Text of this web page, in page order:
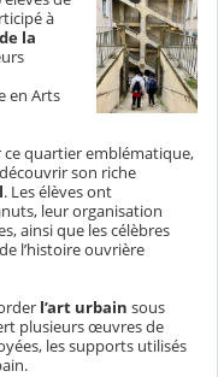
à
la
en Arts
ce quartier emblématique,
son riche
. Les élèves ont
leur organisation
ainsi que les célèbres
l’histoire ouvrière
l’art urbain sous
plusieurs œuvres de
les supports utilisés